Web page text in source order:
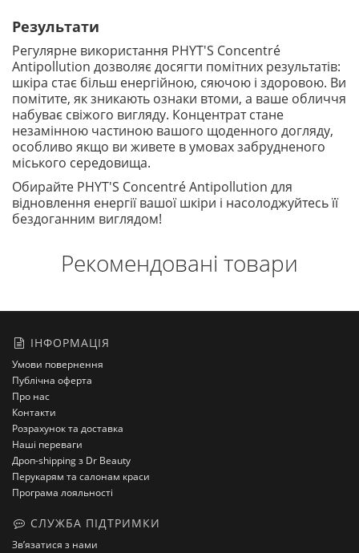
Результати
Регулярне використання PHYT'S Concentré
Antipollution дозволяє досягти помітних результатів:
шкіра стає більш енергійною, сяючою і здоровою. Ви
помітите, як зникають ознаки втоми, а ваше обличчя
набуває свіжого вигляду. Концентрат стане
незамінною частиною вашого щоденного догляду,
особливо якщо ви живете в умовах забрудненого
міського середовища.
Обирайте PHYT'S Concentré Antipollution для
відновлення енергії вашої шкіри і насолоджуйтесь її
бездоганним виглядом!
Рекомендовані товари
ІНФОРМАЦІЯ
Умови повернення
Публічна оферта
Про нас
Контакти
Розрахунок та доставка
Наші переваги
Дроп-shipping з Dr Beauty
Перукарям та салонам краси
Програма лояльності
СЛУЖБА ПІДТРИМКИ
Зв’язатися з нами